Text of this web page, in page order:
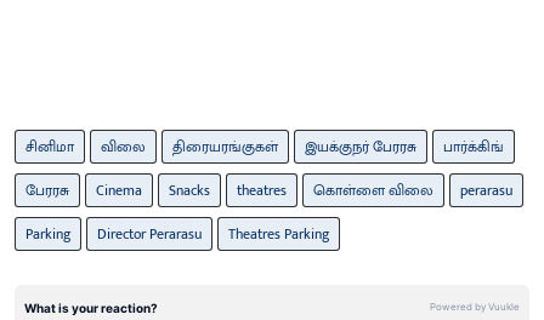
சினிமா விலை திரையரங்குகள் இயக்குநர் பேரரசு
பார்க்கிங்
பேரரசு
Cinema Snacks theatres கொள்ளை விலை
perarasu
Parking
Director Perarasu Theatres Parking